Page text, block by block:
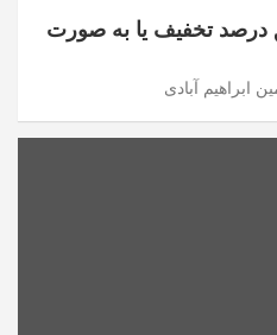
درصد تخفیف یا به صورت
ابراهیم آبادی